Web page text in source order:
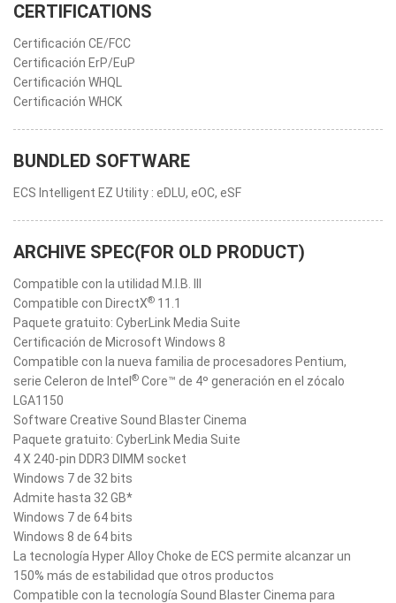
CERTIFICATIONS
Certificación CE/FCC
Certificación ErP/EuP
Certificación WHQL
Certificación WHCK
BUNDLED SOFTWARE
ECS Intelligent EZ Utility : eDLU, eOC, eSF
ARCHIVE SPEC(FOR OLD PRODUCT)
Compatible con la utilidad M.I.B. III
Compatible con DirectX® 11.1
Paquete gratuito: CyberLink Media Suite
Certificación de Microsoft Windows 8
Compatible con la nueva familia de procesadores Pentium,
serie Celeron de Intel ® Core™ de 4º generación en el zócalo
LGA1150
Software Creative Sound Blaster Cinema
Paquete gratuito: CyberLink Media Suite
4 X 240-pin DDR3 DIMM socket
Windows 7 de 32 bits
Admite hasta 32 GB*
Windows 7 de 64 bits
Windows 8 de 64 bits
La tecnología Hyper Alloy Choke de ECS permite alcanzar un
150% más de estabilidad que otros productos
Compatible con la tecnología Sound Blaster Cinema para